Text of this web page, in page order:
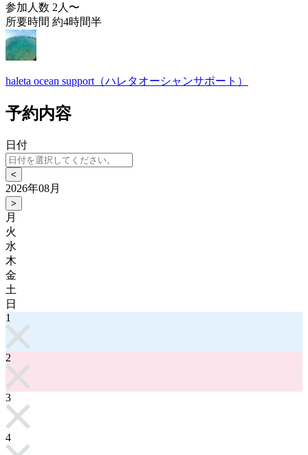
参加人数 2人〜
所要時間 約4時間半
haleta ocean support（ハレタオーシャンサポート）
予約内容
日付
<
2026年08月
>
月
火
水
木
金
土
日
1
2
3
4